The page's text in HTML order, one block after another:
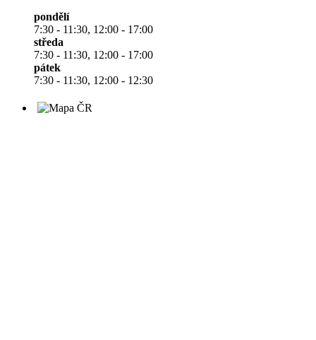
pondělí
7:30 - 11:30, 12:00 - 17:00
středa
7:30 - 11:30, 12:00 - 17:00
pátek
7:30 - 11:30, 12:00 - 12:30